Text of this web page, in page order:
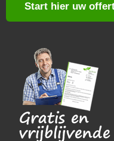
Start hier uw